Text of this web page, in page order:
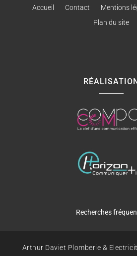
Accueil Contact Mentions
Plan du site
Recherches
Dépannage plombier à
Arthur Daviet Plomberie &